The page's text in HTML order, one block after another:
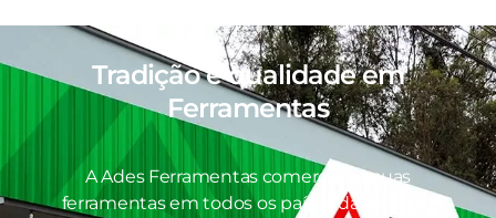
Tradição e qualidade em
Ferramentas
A Ades Ferramentas comercializa suas
ferramentas em todos os países da América